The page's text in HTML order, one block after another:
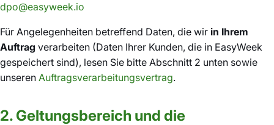
dpo@easyweek.io
Für Angelegenheiten betreffend Daten, die wir in Ihrem
Auftrag verarbeiten (Daten Ihrer Kunden, die in EasyWeek
gespeichert sind), lesen Sie bitte Abschnitt 2 unten sowie
unseren Auftragsverarbeitungsvertrag.
2. Geltungsbereich und die